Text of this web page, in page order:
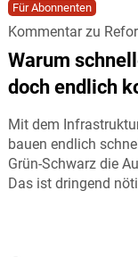
Für Abonnenten
Kommentar zu
Warum
doch endlich
Mit dem
bauen endlich
Grün-Schwarz die
Das ist dringend